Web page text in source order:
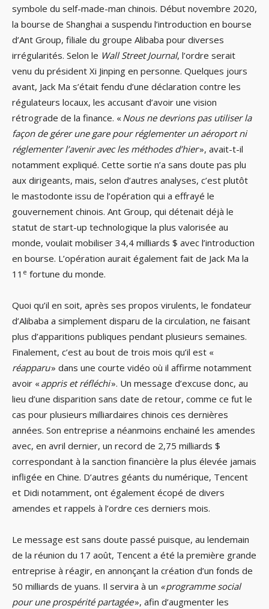
symbole du self-made-man chinois. Début novembre 2020,
la bourse de Shanghai a suspendu l’introduction en bourse
d’Ant Group, filiale du groupe Alibaba pour diverses
irrégularités. Selon le Wall Street Journal, l’ordre serait
venu du président Xi Jinping en personne. Quelques jours
avant, Jack Ma s’était fendu d’une déclaration contre les
régulateurs locaux, les accusant d’avoir une vision
rétrograde de la finance. «Nous ne devrions pas utiliser la
façon de gérer une gare pour réglementer un aéroport ni
réglementer l’avenir avec les méthodes d’hier», avait-t-il
notamment expliqué. Cette sortie n’a sans doute pas plu
aux dirigeants, mais, selon d’autres analyses, c’est plutôt
le mastodonte issu de l’opération qui a effrayé le
gouvernement chinois. Ant Group, qui détenait déjà le
statut de start-up technologique la plus valorisée au
monde, voulait mobiliser 34,4 milliards $ avec l’introduction
en bourse. L’opération aurait également fait de Jack Ma la
11 e fortune du monde.
Quoi qu’il en soit, après ses propos virulents, le fondateur
d’Alibaba a simplement disparu de la circulation, ne faisant
plus d’apparitions publiques pendant plusieurs semaines.
Finalement, c’est au bout de trois mois qu’il est «
réapparu» dans une courte vidéo où il affirme notamment
avoir «appris et réfléchi». Un message d’excuse donc, au
lieu d’une disparition sans date de retour, comme ce fut le
cas pour plusieurs milliardaires chinois ces dernières
années. Son entreprise a néanmoins enchainé les amendes
avec, en avril dernier, un record de 2,75 milliards $
correspondant à la sanction financière la plus élevée jamais
infligée en Chine. D’autres géants du numérique, Tencent
et Didi notamment, ont également écopé de divers
amendes et rappels à l’ordre ces derniers mois.
Le message est sans doute passé puisque, au lendemain
de la réunion du 17 août, Tencent a été la première grande
entreprise à réagir, en annonçant la création d’un fonds de
50 milliards de yuans. Il servira à un « programme social
pour une prospérité partagée», afin d’augmenter les